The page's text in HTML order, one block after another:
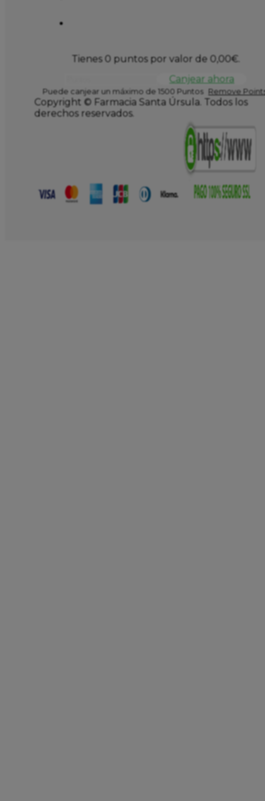
Tienes 0 puntos por valor de 0,00€.
Canjear ahora
Puede canjear un máximo de 1500 Puntos Remove
Copyright © Farmacia Santa Úrsula. Todos los
derechos reservados.